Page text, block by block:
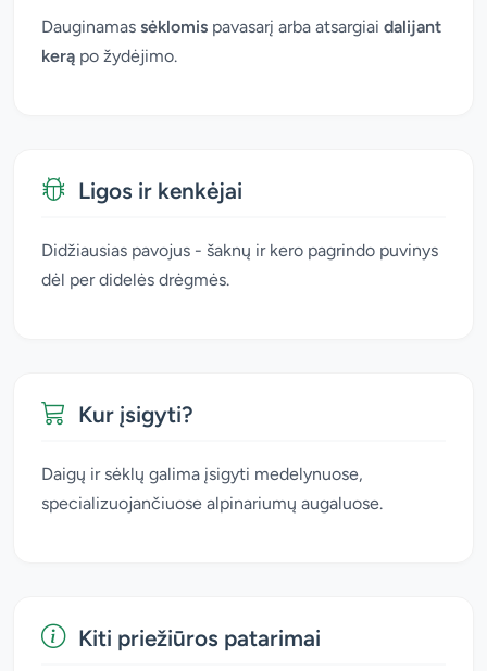
Dauginamas sėklomis pavasarį arba atsargiai dalijant
kerą po žydėjimo.
Ligos ir kenkėjai
Didžiausias pavojus - šaknų ir kero pagrindo puvinys
dėl per didelės drėgmės.
Kur įsigyti?
Daigų ir sėklų galima įsigyti medelynuose,
specializuojančiuose alpinariumų augaluose.
Kiti priežiūros patarimai